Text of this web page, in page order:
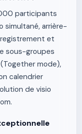
participants
simultané, arrière-
et
sous-groupes
mode),
calendrier
de visio